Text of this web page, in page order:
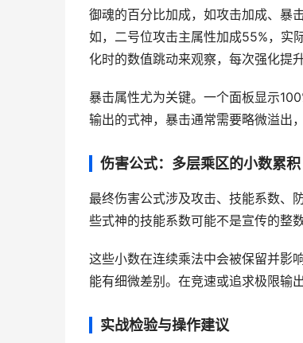
御魂的百分比加成，如攻击加成、暴
如，二号位攻击主属性加成55%，实
化时的数值跳动来观察，每次强化提
暴击属性尤为关键。一个面板显示
输出的式神，暴击通常需要略微溢出
伤害公式：多层乘区的小数累积
最终伤害公式涉及攻击、技能系数、
些式神的技能系数可能不是宣传的整
这些小数在连续乘法中会被保留并影
能有细微差别。在竞速或追求极限输
实战检验与操作建议